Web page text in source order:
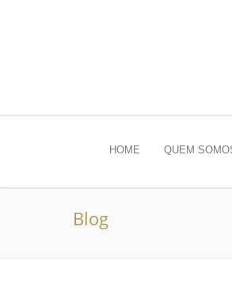
HOME QUEM
Blog